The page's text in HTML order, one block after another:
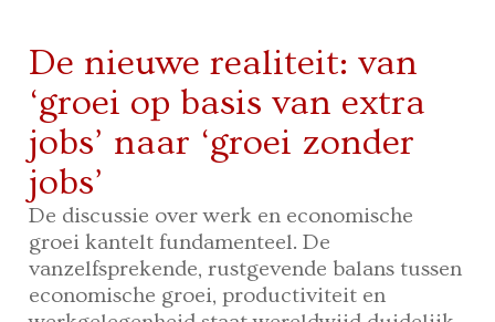
De nieuwe realiteit: van
‘groei op basis van extra
jobs’ naar ‘groei zonder
jobs’
De discussie over werk en economische
groei kantelt fundamenteel. De
vanzelfsprekende, rustgevende balans tussen
economische groei, productiviteit en